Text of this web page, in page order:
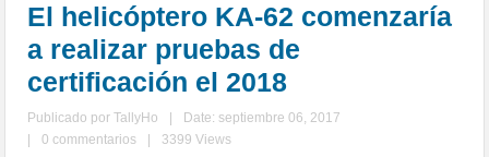
El helicóptero KA-62 comenzaría
a realizar pruebas de
certificación el 2018
Publicado porTallyHo
Date: septiembre 06, 2017
0 commentarios 3399 Views